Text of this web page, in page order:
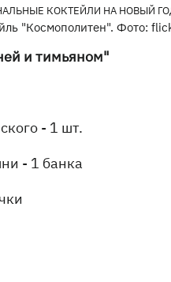
"Космополитен". Фото:
и тимьяном"
- 1 шт.
- 1 банка